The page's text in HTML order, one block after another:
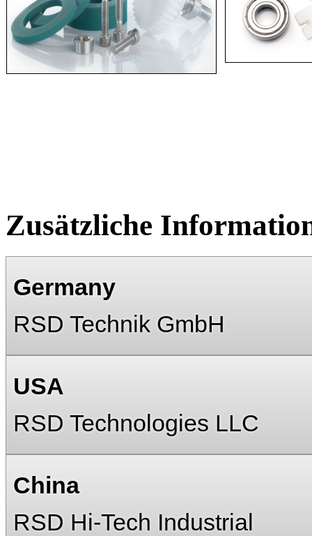
Zusätzliche
Germany
RSD Technik GmbH
USA
RSD Technologies LLC
China
RSD Hi-Tech Industrial